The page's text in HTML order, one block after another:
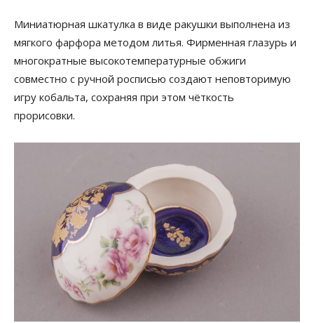
Миниатюрная шкатулка в виде ракушки выполнена из
мягкого фарфора методом литья. Фирменная глазурь и
многократные высокотемпературные обжиги
совместно с ручной росписью создают неповторимую
игру кобальта, сохраняя при этом чёткость
прорисовки.